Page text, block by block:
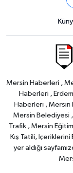
Mersin Haberleri ,
Haberleri ,
Haberleri , Mersin
Mersin Belediyesi
Trafik , Mersin
Kış Tatili,
yer aldığı